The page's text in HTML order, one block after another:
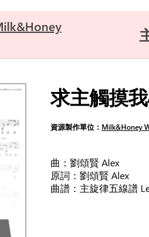
求主觸摸
資源製作單位： Milk&Honey
曲：劉頌賢 Alex
原詞：劉頌賢 Alex
曲譜：主旋律五線譜